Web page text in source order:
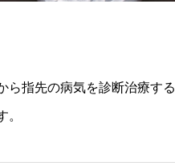
ら指先の病気を診断治療する
。